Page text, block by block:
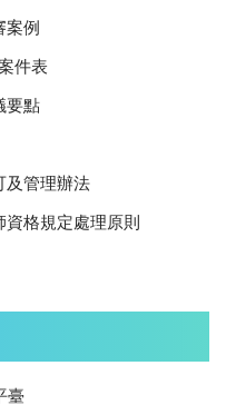
案例
件表
要點
及管理辦法
格規定處理原則
臺